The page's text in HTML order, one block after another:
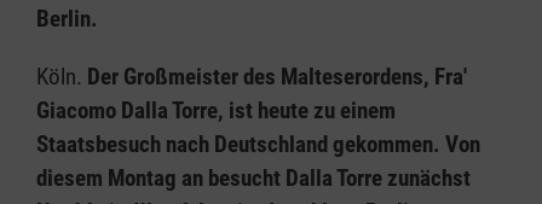
Berlin.
Köln. Der Großmeister des Malteserordens, Fra'
Giacomo Dalla Torre, ist heute zu einem
Staatsbesuch nach Deutschland gekommen. Von
diesem Montag an besucht Dalla Torre zunächst